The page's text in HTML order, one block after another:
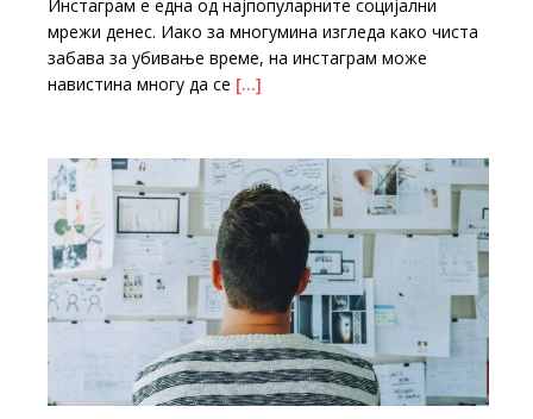
Инстаграм е една од најпопуларните социјални
мрежи денес. Иако за многумина изгледа како чиста
забава за убивање време, на инстаграм може
навистина многу да се […]